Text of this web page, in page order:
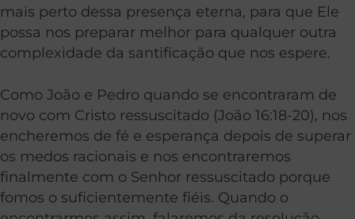
mais perto dessa presença eterna, para que Ele
possa nos preparar melhor para qualquer outra
complexidade da santificação que nos espere.
Como João e Pedro quando se encontraram de
novo com Cristo ressuscitado (João 16:18-20), nos
encheremos de fé e esperança depois de superar
os medos racionais e nos encontraremos
finalmente com o Senhor ressuscitado porque
fomos o suficientemente fiéis. Quando o